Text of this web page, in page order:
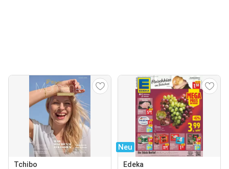
Tchibo
Neu
Edeka